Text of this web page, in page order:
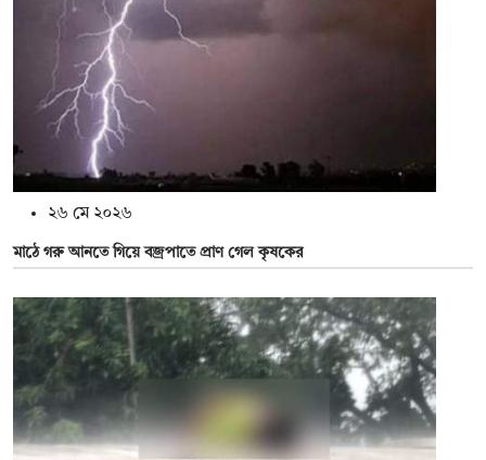
২৬ মে ২০২৬
মাঠে গরু আনতে গিয়ে বজ্রপাতে প্রাণ গেল কৃষকের